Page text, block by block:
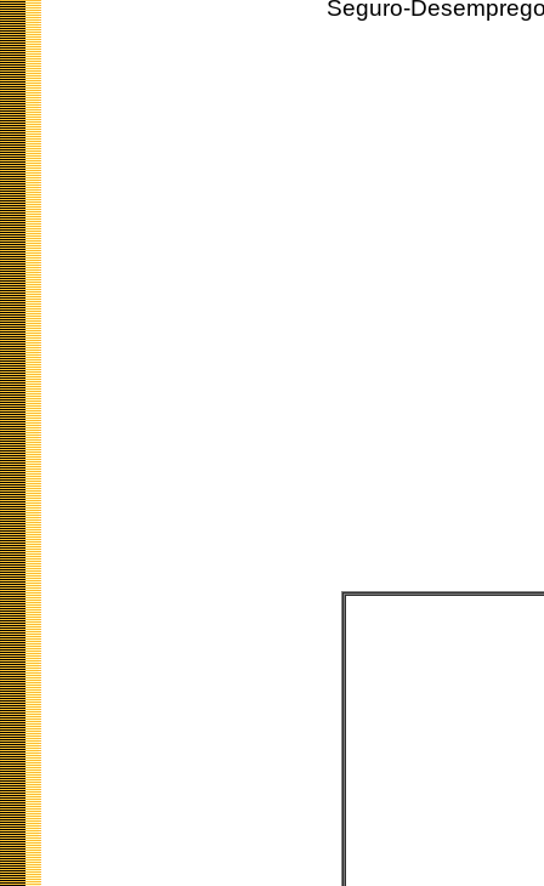
Seguro-